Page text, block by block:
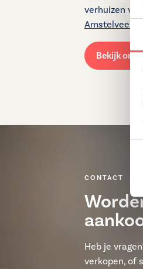
verhuizen
Amstelveen
Bekijk ons
CONTACT
Heb je
verkopen, of